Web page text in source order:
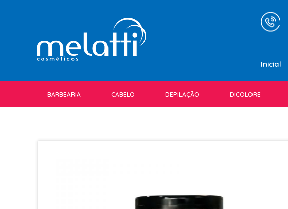
Inicial
BARBEARIA CABELO DEPILAÇÃO DICOLORE